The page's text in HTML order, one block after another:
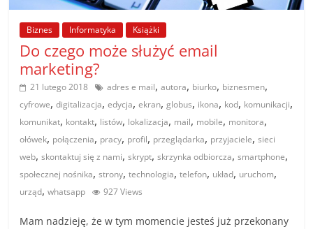
poradniki.
Porady
praktyczne
porady
wskazówki
poradniki
na
każdy
temat
Biznes Informatyka Książki
Do czego może służyć email
marketing?
21 lutego 2018 adres e mail,autora, biurko, biznesmen,
cyfrowe,digitalizacja,edycja,ekran,globus, ikona, kod, komunikacji,
komunikat, kontakt, listów, lokalizacja, mail, mobile, monitora,
ołówek, połączenia, pracy, profil, przeglądarka, przyjaciele,sieci
web,skontaktuj się z nami,skrypt,skrzynka odbiorcza,smartphone,
społecznej nośnika,strony,technologia,telefon, układ, uruchom,
urząd,whatsapp 927 Views
Mam nadzieję, że w tym momencie jesteś już przekonany